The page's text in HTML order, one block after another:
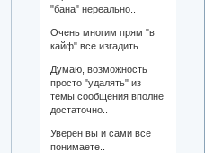
"бана" нереально..
Очень многим прям "в
кайф" все изгадить..
Думаю, возможность
просто "удалять" из
темы сообщения вполне
достаточно..
Уверен вы и сами все
понимаете..